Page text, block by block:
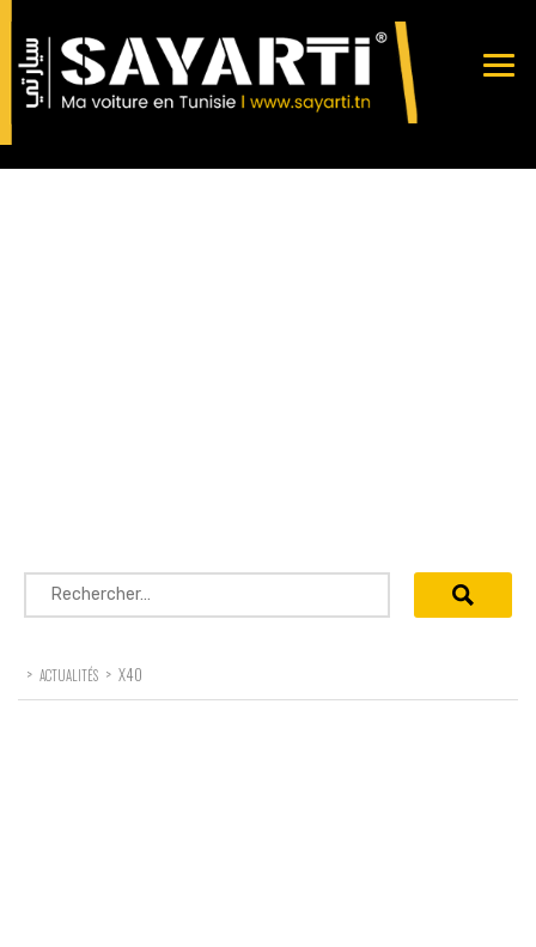
Rechercher :
> ACTUALITÉS > X40